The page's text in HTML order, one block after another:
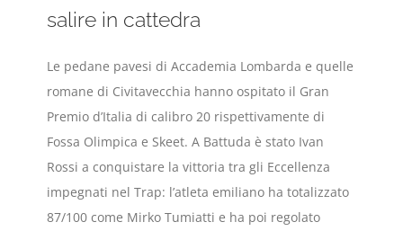
salire in cattedra
Le pedane pavesi di Accademia Lombarda e quelle
romane di Civitavecchia hanno ospitato il Gran
Premio d’Italia di calibro 20 rispettivamente di
Fossa Olimpica e Skeet. A Battuda è stato Ivan
Rossi a conquistare la vittoria tra gli Eccellenza
impegnati nel Trap: l’atleta emiliano ha totalizzato
87/100 come Mirko Tumiatti e ha poi regolato